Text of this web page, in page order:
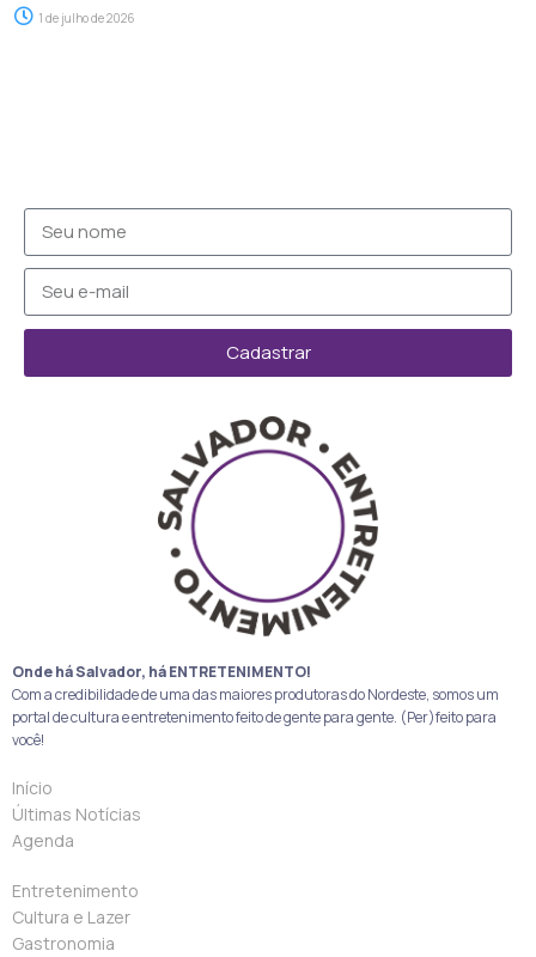
1 de julho de 2026
Cadastrar
Onde há Salvador, há ENTRETENIMENTO!
Com a credibilidade de uma das maiores produtoras do Nordeste, somos um
portal de cultura e entretenimento feito de gente para gente. (Per)feito para
você!
Início
Últimas Notícias
Agenda
Entretenimento
Cultura e Lazer
Gastronomia